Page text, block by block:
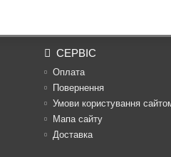
СЕРВІС
Оплата
Повернення
Умови користування
Мапа сайту
Доставка